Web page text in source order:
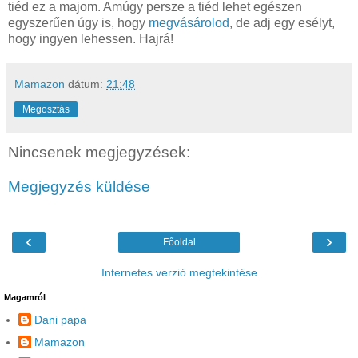
tiéd ez a majom. Amúgy persze a tiéd lehet egészen
egyszerűen úgy is, hogy megvásárolod, de adj egy esélyt,
hogy ingyen lehessen. Hajrá!
Mamazon dátum: 21:48
Megosztás
Nincsenek megjegyzések:
Megjegyzés küldése
‹ ›
Főoldal
Internetes verzió megtekintése
Magamról
Dani papa
Mamazon